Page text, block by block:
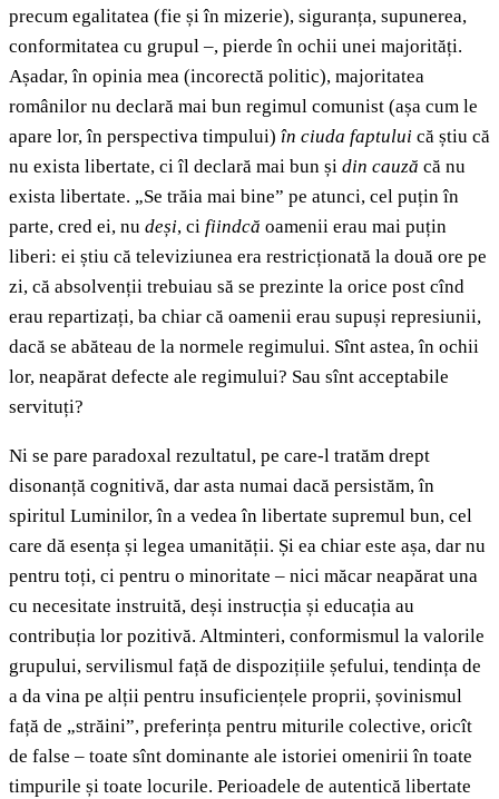
precum egalitatea (fie și în mizerie), siguranța, supunerea,
conformitatea cu grupul –, pierde în ochii unei majorități.
Așadar, în opinia mea (incorectă politic), majoritatea
românilor nu declară mai bun regimul comunist (așa cum le
apare lor, în perspectiva timpului) în ciuda faptului că știu că
nu exista libertate, ci îl declară mai bun și din cauză că nu
exista libertate. „Se trăia mai bine” pe atunci, cel puțin în
parte, cred ei, nu deși, ci fiindcă oamenii erau mai puțin
liberi: ei știu că televiziunea era restricționată la două ore pe
zi, că absolvenții trebuiau să se prezinte la orice post cînd
erau repartizați, ba chiar că oamenii erau supuși represiunii,
dacă se abăteau de la normele regimului. Sînt astea, în ochii
lor, neapărat defecte ale regimului? Sau sînt acceptabile
servituți?
Ni se pare paradoxal rezultatul, pe care-l tratăm drept
disonanță cognitivă, dar asta numai dacă persistăm, în
spiritul Luminilor, în a vedea în libertate supremul bun, cel
care dă esența și legea umanității. Și ea chiar este așa, dar nu
pentru toți, ci pentru o minoritate – nici măcar neapărat una
cu necesitate instruită, deși instrucția și educația au
contribuția lor pozitivă. Altminteri, conformismul la valorile
grupului, servilismul față de dispozițiile șefului, tendința de
a da vina pe alții pentru insuficiențele proprii, șovinismul
față de „străini”, preferința pentru miturile colective, oricît
de false – toate sînt dominante ale istoriei omenirii în toate
timpurile și toate locurile. Perioadele de autentică libertate